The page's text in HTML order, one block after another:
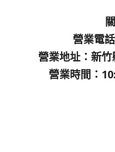
營業電
營業地址：新
營業時間：